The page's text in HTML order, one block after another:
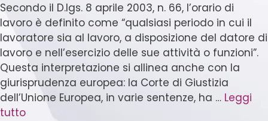
Secondo il D.lgs. 8 aprile 2003, n. 66, l’orario di
lavoro è definito come “qualsiasi periodo in cui il
lavoratore sia al lavoro, a disposizione del datore di
lavoro e nell’esercizio delle sue attività o funzioni”.
Questa interpretazione si allinea anche con la
giurisprudenza europea: la Corte di Giustizia
dell’Unione Europea, in varie sentenze, ha … Leggi
tutto